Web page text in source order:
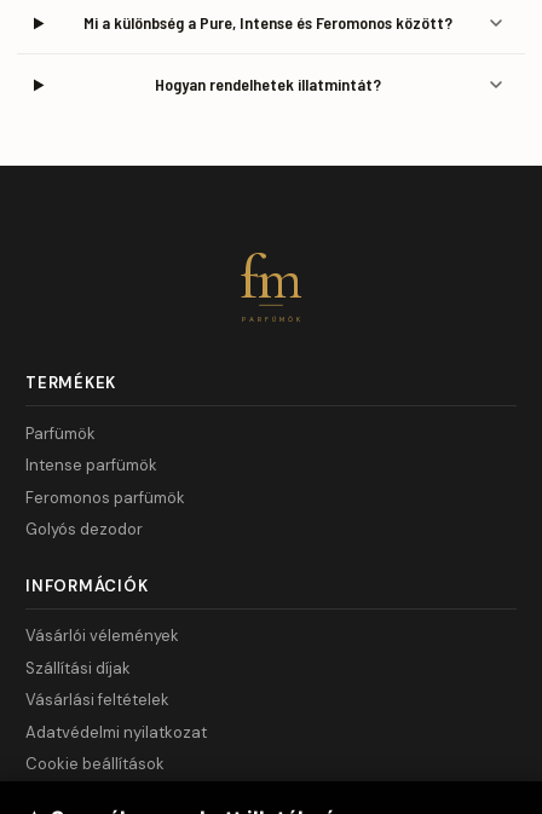
Mi a különbség a Pure, Intense és Feromonos között?
Hogyan rendelhetek illatmintát?
fm
PARFÜMÖK
TERMÉKEK
Parfümök
Intense parfümök
Feromonos parfümök
Golyós dezodor
INFORMÁCIÓK
Vásárlói vélemények
Szállítási díjak
Vásárlási feltételek
Adatvédelmi nyilatkozat
Cookie beállítások